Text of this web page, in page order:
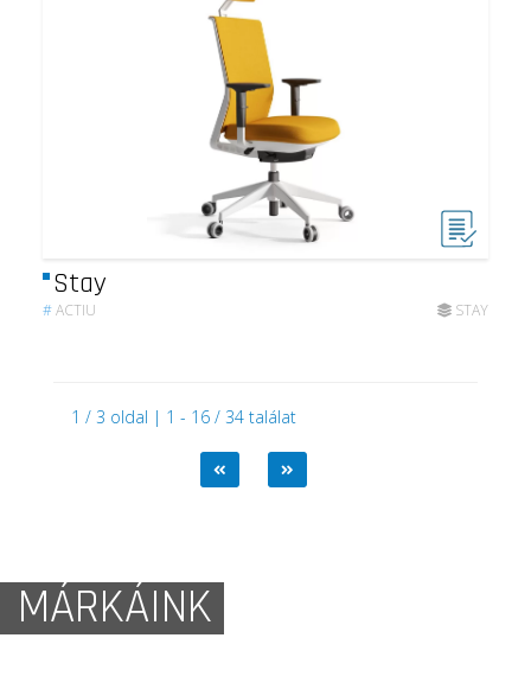
Stay
#ACTIU STAY
1 / 3 oldal | 1 - 16 / 34 találat
MÁRKÁINK